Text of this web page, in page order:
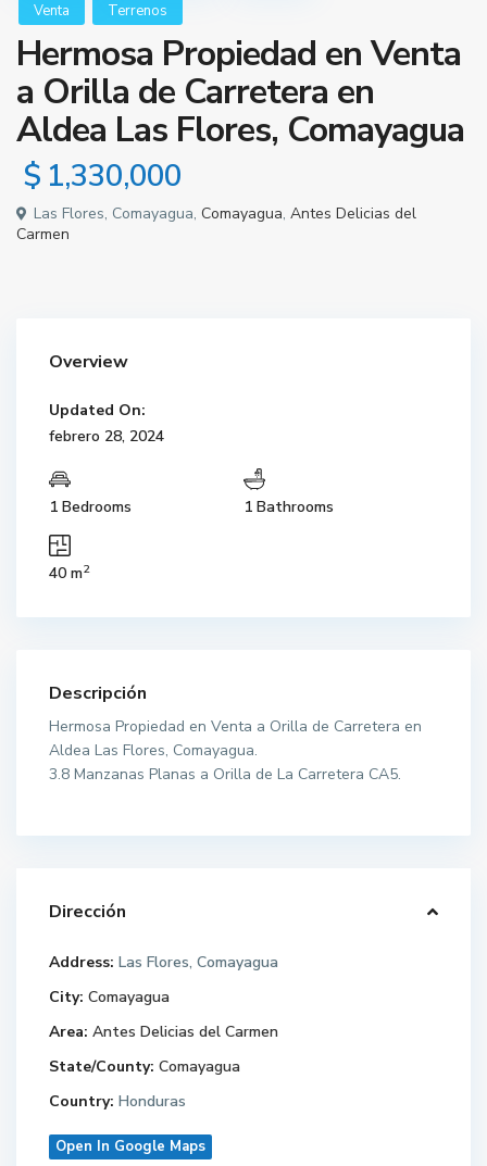
Venta Terrenos
Hermosa Propiedad en Venta
a Orilla de Carretera en
Aldea Las Flores, Comayagua
$ 1,330,000
Las Flores, Comayagua, Comayagua, Antes Delicias del
Carmen
Overview
Updated On:
febrero 28, 2024
1 Bedrooms 1 Bathrooms
40 m2
Descripción
Hermosa Propiedad en Venta a Orilla de Carretera en
Aldea Las Flores, Comayagua.
3.8 Manzanas Planas a Orilla de La Carretera CA5.
Dirección
Address: Las Flores, Comayagua
City: Comayagua
Area: Antes Delicias del Carmen
State/County: Comayagua
Country: Honduras
Open In Google Maps